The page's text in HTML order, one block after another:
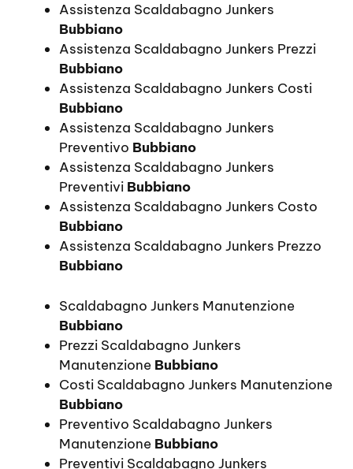
Assistenza Scaldabagno Junkers
Bubbiano
Assistenza Scaldabagno Junkers Prezzi
Bubbiano
Assistenza Scaldabagno Junkers Costi
Bubbiano
Assistenza Scaldabagno Junkers
Preventivo Bubbiano
Assistenza Scaldabagno Junkers
Preventivi Bubbiano
Assistenza Scaldabagno Junkers Costo
Bubbiano
Assistenza Scaldabagno Junkers Prezzo
Bubbiano
Scaldabagno Junkers Manutenzione
Bubbiano
Prezzi Scaldabagno Junkers
Manutenzione Bubbiano
Costi Scaldabagno Junkers Manutenzione
Bubbiano
Preventivo Scaldabagno Junkers
Manutenzione Bubbiano
Preventivi Scaldabagno Junkers